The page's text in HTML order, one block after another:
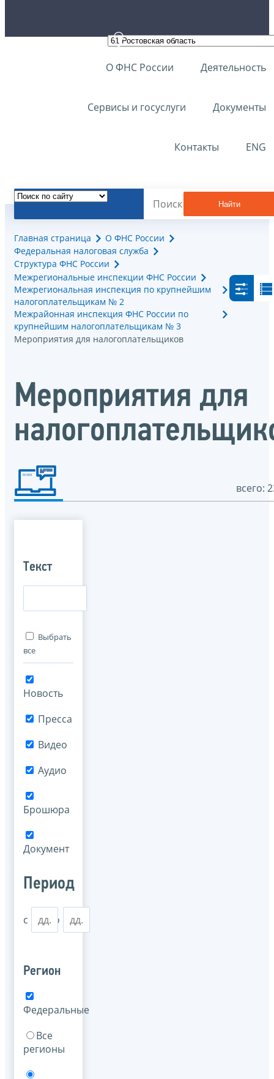
О ФНС России Деятельность
Сервисы и госуслуги Документы
Контакты ENG
Найти
Главная страница
О ФНС России
Федеральная налоговая служба
Структура ФНС России
Межрегиональные инспекции ФНС России
Межрегиональная инспекция по крупнейшим
налогоплательщикам № 2
Межрайонная инспекция ФНС России по
крупнейшим налогоплательщикам № 3
Мероприятия для налогоплательщиков
Мероприятия для
всего:
Текст
Выбрать
все
Новость
Пресса
Видео
Аудио
Брошюра
Документ
Период
с по
Регион
Федеральные
Все
регионы